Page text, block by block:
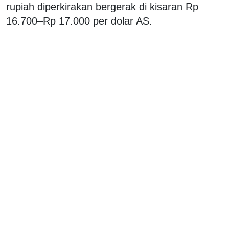
rupiah diperkirakan bergerak di kisaran Rp
16.700–Rp 17.000 per dolar AS.